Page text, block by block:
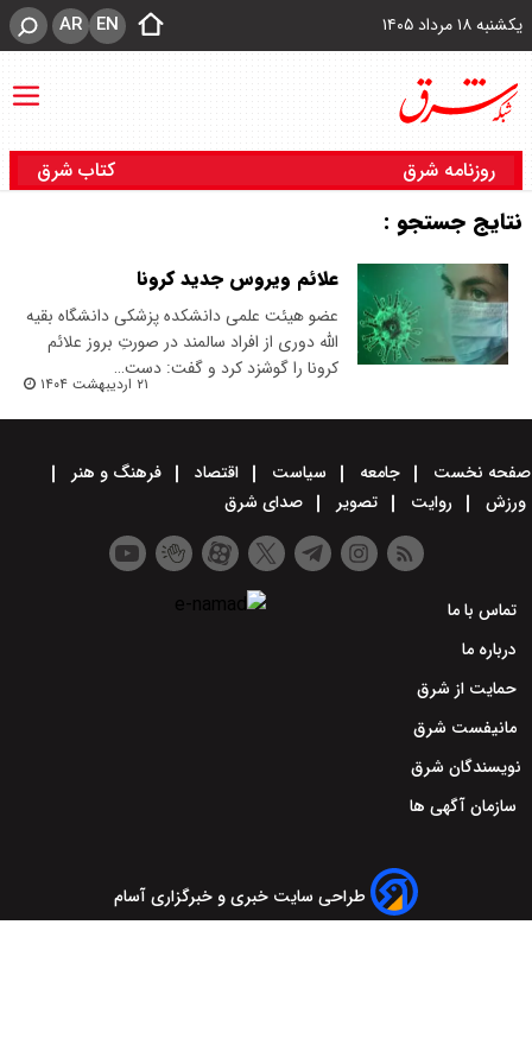
یکشنبه ۱۸ مرداد ۱۴۰۵ EN
AR
روزنامه شرق کتاب شرق
نتایج جستجو :
علائم ویروس جدید کرونا
عضو هیئت علمی دانشکده پزشکی دانشگاه بقیه
الله دوری از افراد سالمند در صورتِ بروز علائم
کرونا را گوشزد کرد و گفت: دست…
۲۱ اردیبهشت ۱۴۰۴
صفحه نخست جامعه سیاست اقتصاد
فرهنگ و هنر
ورزش
روایت تصویر صدای شرق
تماس با ما
درباره ما
حمایت از شرق
مانیفست شرق
نویسندگان شرق
سازمان آگهی ها
طراحی سایت خبری و خبرگزاری آسام